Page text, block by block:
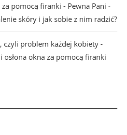
pomocą firanki - Pewna Pani -
skóry i jak sobie z nim radzić?
czyli problem każdej kobiety -
osłona okna za pomocą firanki